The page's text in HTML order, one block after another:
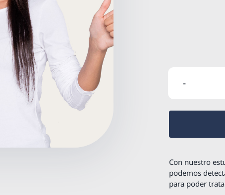
Con nuestro
podemos
para poder